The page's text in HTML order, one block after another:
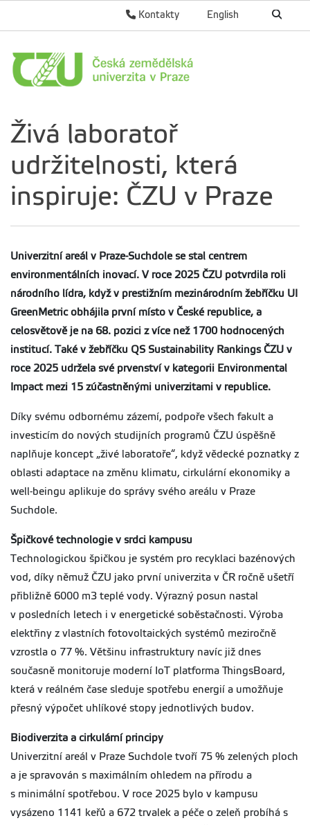
English
Kontakty
Živá laboratoř
udržitelnosti, která
inspiruje: ČZU v Praze
Univerzitní areál v Praze-Suchdole se stal centrem
environmentálních inovací. V roce 2025 ČZU potvrdila roli
národního lídra, když v prestižním mezinárodním žebříčku UI
GreenMetric obhájila první místo v České republice, a
celosvětově je na 68. pozici z více než 1700 hodnocených
institucí. Také v žebříčku QS Sustainability Rankings ČZU v
roce 2025 udržela své prvenství v kategorii Environmental
Impact mezi 15 zúčastněnými univerzitami v republice.
Díky svému odbornému zázemí, podpoře všech fakult a
investicím do nových studijních programů ČZU úspěšně
naplňuje koncept „živé laboratoře“, když vědecké poznatky z
oblasti adaptace na změnu klimatu, cirkulární ekonomiky a
well-beingu aplikuje do správy svého areálu v Praze
Suchdole.
Špičkové technologie v srdci kampusu
Technologickou špičkou je systém pro recyklaci bazénových
vod, díky němuž ČZU jako první univerzita v ČR ročně ušetří
přibližně 6000 m3 teplé vody. Výrazný posun nastal
v posledních letech i v energetické soběstačnosti. Výroba
elektřiny z vlastních fotovoltaických systémů meziročně
vzrostla o 77 %. Většinu infrastruktury navíc již dnes
současně monitoruje moderní IoT platforma ThingsBoard,
která v reálném čase sleduje spotřebu energií a umožňuje
přesný výpočet uhlíkové stopy jednotlivých budov.
Biodiverzita a cirkulární principy
Univerzitní areál v Praze Suchdole tvoří 75 % zelených ploch
a je spravován s maximálním ohledem na přírodu a
s minimální spotřebou. V roce 2025 bylo v kampusu
vysázeno 1141 keřů a 672 trvalek a péče o zeleň probíhá s